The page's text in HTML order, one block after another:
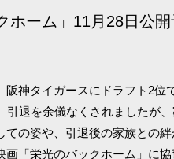
ーム」11月28日公開
阪神タイガースにドラフト2
引退を余儀なくされましたが
の姿や、引退後の家族との絆
「栄光のバックホーム」に協